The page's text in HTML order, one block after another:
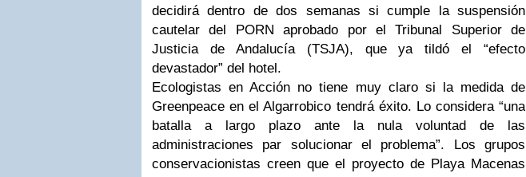
decidirá dentro de dos semanas si cumple la suspensión
cautelar del PORN aprobado por el Tribunal Superior de
Justicia de Andalucía (TSJA), que ya tildó el “efecto
devastador” del hotel.
Ecologistas en Acción no tiene muy claro si la medida de
Greenpeace en el Algarrobico tendrá éxito. Lo considera “una
batalla a largo plazo ante la nula voluntad de las
administraciones par solucionar el problema”. Los grupos
conservacionistas creen que el proyecto de Playa Macenas